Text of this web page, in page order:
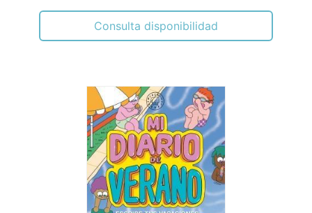
Consulta disponibilidad